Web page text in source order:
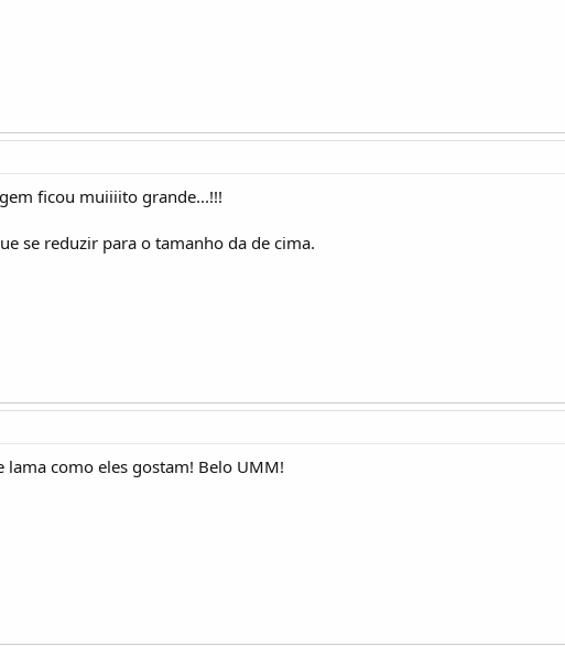
ficou muiiiito grande...!!!
se reduzir para o tamanho da de cima.
lama como eles gostam! Belo UMM!